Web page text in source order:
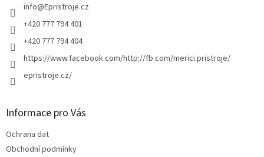
info@Epristroje.cz
+420 777 794 401
+420 777 794 404
https://www.facebook.com/http://fb.com/merici.pristroje/
epristroje.cz/
Informace pro Vás
Ochrana dat
Obchodní podmínky